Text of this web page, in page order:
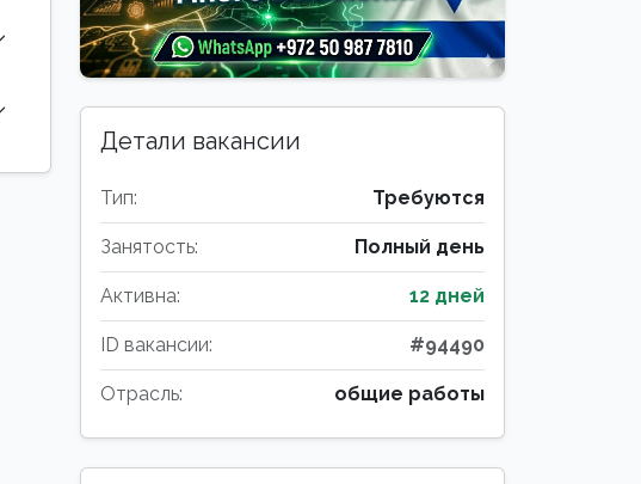
Детали вакансии
Тип: Требуются
Занятость: Полный день
Активна: 12 дней
ID вакансии: #94490
Отрасль: общие работы